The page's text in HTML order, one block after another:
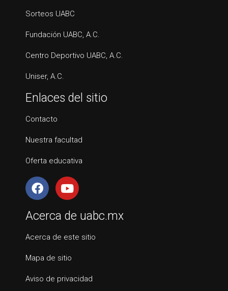
Sorteos UABC
Fundación UABC, A.C.
Centro Deportivo UABC, A.C.
Uniser, A.C.
Enlaces del sitio
Contacto
Nuestra facultad
Oferta educativa
Acerca de uabc.mx
Acerca de este sitio
Mapa de sitio
Aviso de privacidad